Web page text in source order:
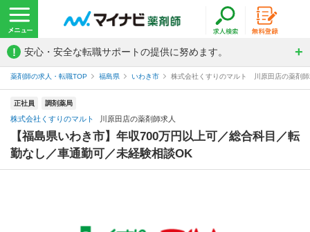
! 安心・安全な転職サポートの提供に努めます。
薬剤師の求人・転職TOP 福島県 いわき市 株式会社くすりのマルト 川原田店の薬剤
正社員 調剤薬局
株式会社くすりのマルト 川原田店の薬剤師求人
【福島県いわき市】年収700万円以上可／総合科目／転
勤なし／車通勤可／未経験相談OK